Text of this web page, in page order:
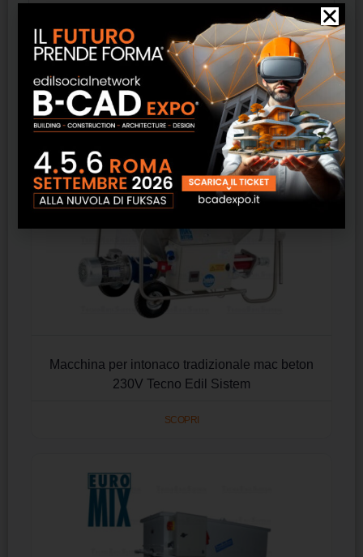
Prodotti correlati
Macchina per intonaco tradizionale mac beton
230V Tecno Edil Sistem
SCOPRI